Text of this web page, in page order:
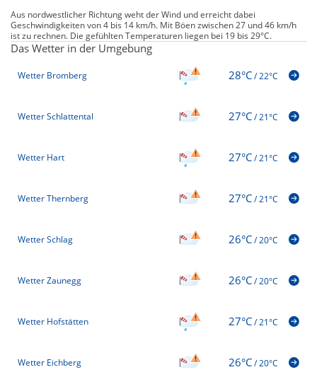
Aus nordwestlicher Richtung weht der Wind und erreicht dabei
Geschwindigkeiten von 4 bis 14 km/h. Mit Böen zwischen 27 und 46 km/h
ist zu rechnen. Die gefühlten Temperaturen liegen bei 19 bis 29°C.
Das Wetter in der Umgebung
Wetter Bromberg 28°C/22°C
Wetter Schlattental 27°C/21°C
Wetter Hart 27°C/21°C
Wetter Thernberg 27°C/21°C
Wetter Schlag 26°C/20°C
Wetter Zaunegg 26°C/20°C
Wetter Hofstätten 27°C/21°C
Wetter Eichberg 26°C/20°C